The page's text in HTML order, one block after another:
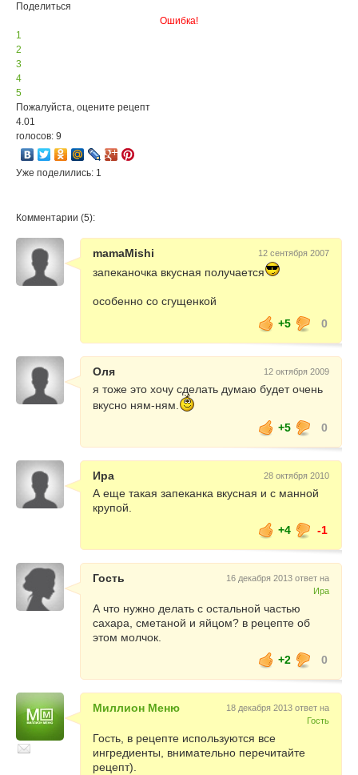
Поделиться
Ошибка!
1
2
3
4
5
Пожалуйста, оцените рецепт
4.01
голосов: 9
Уже поделились: 1
Комментарии (5):
mamaMishi 12 сентября 2007
запеканочка вкусная получается
особенно со сгущенкой
+5
0
Оля 12 октября 2009
я тоже это хочу сделать думаю будет очень
вкусно ням-ням.
+5
0
Ира 28 октября 2010
А еще такая запеканка вкусная и с манной
крупой.
+4
-1
Гость
16 декабря 2013 ответ на
Ира
А что нужно делать с остальной частью
сахара, сметаной и яйцом? в рецепте об
этом молчок.
+2
0
Миллион Меню
18 декабря 2013 ответ на
Гость
Гость, в рецепте используются все
ингредиенты, внимательно перечитайте
рецепт).